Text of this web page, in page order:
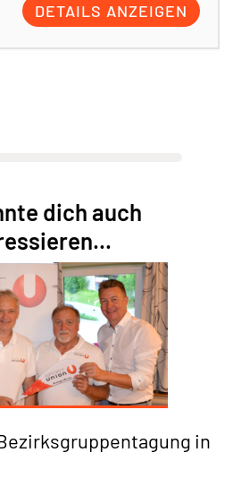
DETAILS ANZEIGEN
dich auch
in